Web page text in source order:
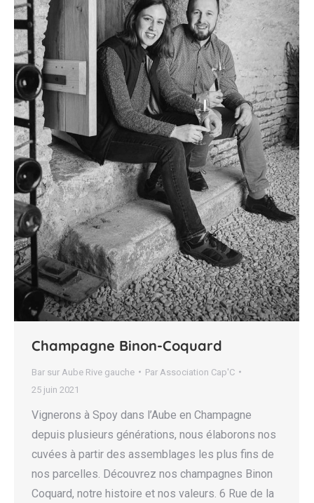
Champagne Binon-Coquard
Bar sur Aube Rive gauche Par Association Cap'C
25 juin 2021
Vignerons à Spoy dans l’Aube en Champagne
depuis plusieurs générations, nous élaborons nos
cuvées à partir des assemblages les plus fins de
nos parcelles. Découvrez nos champagnes Binon
Coquard, notre histoire et nos valeurs. 6 Rue de la